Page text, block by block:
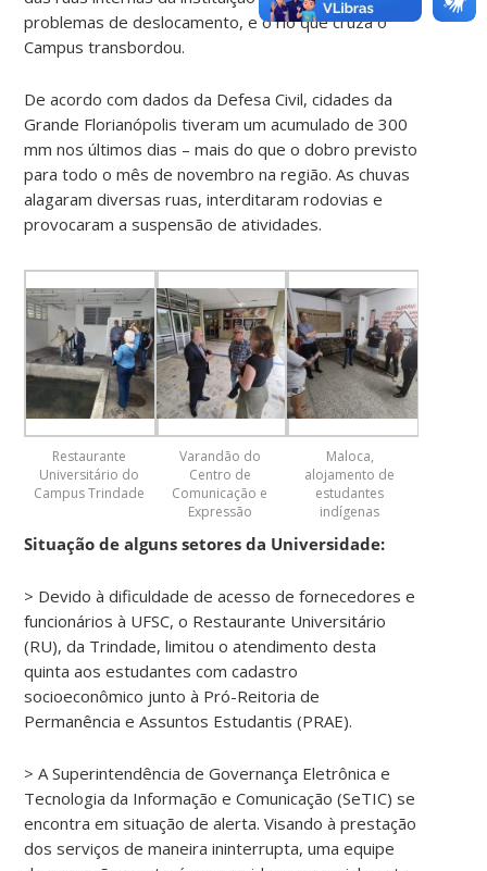
problemas de deslocamento, e o rio que cruza o
Campus transbordou.
De acordo com dados da Defesa Civil, cidades da
Grande Florianópolis tiveram um acumulado de 300
mm nos últimos dias – mais do que o dobro previsto
para todo o mês de novembro na região. As chuvas
alagaram diversas ruas, interditaram rodovias e
provocaram a suspensão de atividades.
Restaurante
Universitário do
Campus Trindade
Varandão do
Centro de
Comunicação e
Expressão
Maloca,
alojamento de
estudantes
indígenas
Situação de alguns setores da Universidade:
> Devido à dificuldade de acesso de fornecedores e
funcionários à UFSC, o Restaurante Universitário
(RU), da Trindade, limitou o atendimento desta
quinta aos estudantes com cadastro
socioeconômico junto à Pró-Reitoria de
Permanência e Assuntos Estudantis (PRAE).
> A Superintendência de Governança Eletrônica e
Tecnologia da Informação e Comunicação (SeTIC) se
encontra em situação de alerta. Visando à prestação
dos serviços de maneira ininterrupta, uma equipe